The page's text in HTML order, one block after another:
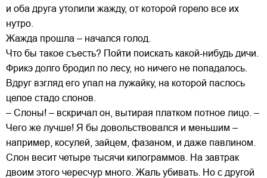
и оба друга утолили жажду, от которой горело все их
нутро.
Жажда прошла – начался голод.
Что бы такое съесть? Пойти поискать какой-нибудь дичи.
Фрикэ долго бродил по лесу, но ничего не попадалось.
Вдруг взгляд его упал на лужайку, на которой паслось
целое стадо слонов.
– Слоны! – вскричал он, вытирая платком потное лицо. –
Чего же лучше! Я бы довольствовался и меньшим –
например, косулей, зайцем, фазаном, и даже павлином.
Слон весит четыре тысячи килограммов. На завтрак
двоим этого чересчур много. Жаль убивать. Но с другой